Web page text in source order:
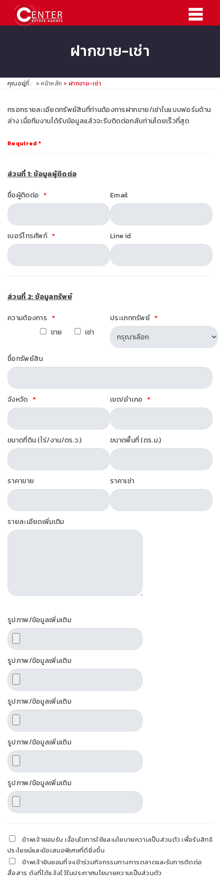
ฝากขาย-เช่า
คุณอยู่ที่: หน้าหลัก ฝากขาย-เช่า
กรอกรายละเอียดทรัพย์สินที่ท่านต้องการฝากขาย/เช่าในแบบฟอร์มด้าน
ล่าง เมื่อทีมงานได้รับข้อมูลแล้วจะรีบติดต่อกลับท่านโดยเร็วที่สุด
Required *
ส่วนที่ 1: ข้อมูลผู้ติดต่อ
ชื่อผู้ติดต่อ Email
เบอร์โทรศัพท์ Line id
ส่วนที่ 2: ข้อมูลทรัพย์
ความต้องการ
ขาย
เช่า
ประเภททรัพย์
ชื่อทรัพย์สิน
จังหวัด เขต/อำเภอ
ขนาดที่ดิน (ไร่/งาน/ตร.ว.) ขนาดพื้นที่ (ตร.ม.)
ราคาขาย ราคาเช่า
รายละเอียดเพิ่มเติม
รูปภาพ/ข้อมูลเพิ่มเติม
รูปภาพ/ข้อมูลเพิ่มเติม
รูปภาพ/ข้อมูลเพิ่มเติม
รูปภาพ/ข้อมูลเพิ่มเติม
รูปภาพ/ข้อมูลเพิ่มเติม
ข้าพเจ้ายอมรับ เงื่อนไขการใช้และนโยบายความเป็นส่วนตัว เพื่อรับสิทธิ
ประโยชน์และข้อเสนอพิเศษที่ดียิ่งขึ้น
ข้าพเจ้ายินยอมที่จะเข้าร่วมกิจกรรมทางการตลาดและรับการติดต่อ
สื่อสาร ดังที่ได้แจ้งไว้ในประกาศนโยบายความเป็นส่วนตัว